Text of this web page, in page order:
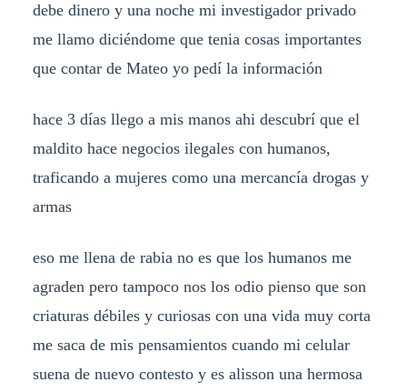
debe dinero y una noche mi investigador privado
me llamo diciéndome que tenia cosas importantes
que contar de Mateo yo pedí la información
hace 3 días llego a mis manos ahi descubrí que el
maldito hace negocios ilegales con humanos,
traficando a mujeres como una mercancía drogas y
armas
eso me llena de rabia no es que los humanos me
agraden pero tampoco nos los odio pienso que son
criaturas débiles y curiosas con una vida muy corta
me saca de mis pensamientos cuando mi celular
suena de nuevo contesto y es alisson una hermosa